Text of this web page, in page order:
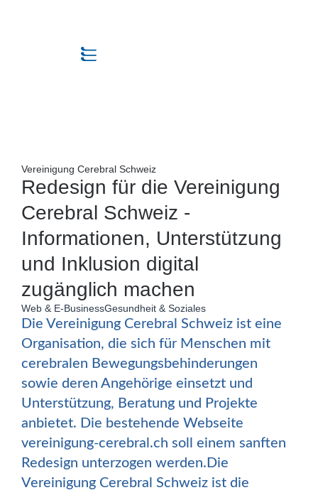
Vereinigung Cerebral Schweiz
Redesign für die Vereinigung
Cerebral Schweiz -
Informationen, Unterstützung
und Inklusion digital
zugänglich machen
Web & E-BusinessGesundheit & Soziales
Die Vereinigung Cerebral Schweiz ist eine
Organisation, die sich für Menschen mit
cerebralen Bewegungsbehinderungen
sowie deren Angehörige einsetzt und
Unterstützung, Beratung und Projekte
anbietet. Die bestehende Webseite
vereinigung-cerebral.ch soll einem sanften
Redesign unterzogen werden.Die
Vereinigung Cerebral Schweiz ist die